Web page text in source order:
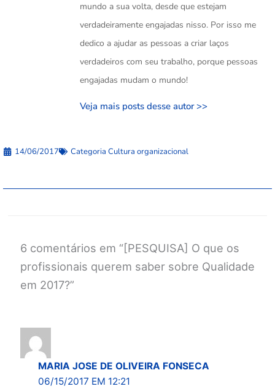
mundo a sua volta, desde que estejam
verdadeiramente engajadas nisso. Por isso me
dedico a ajudar as pessoas a criar laços
verdadeiros com seu trabalho, porque pessoas
engajadas mudam o mundo!
Veja mais posts desse autor >>
14/06/2017 Categoria Cultura organizacional
6 comentários em “[PESQUISA] O que os
profissionais querem saber sobre Qualidade
em 2017?”
MARIA JOSE DE OLIVEIRA FONSECA
06/15/2017 EM 12:21